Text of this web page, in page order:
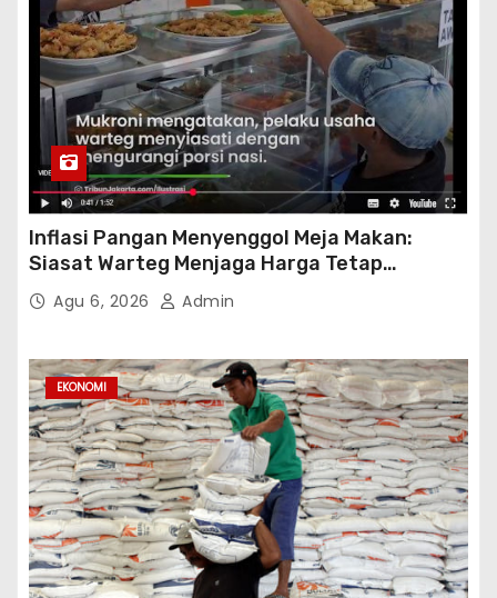
Inflasi Pangan Menyenggol Meja Makan:
Siasat Warteg Menjaga Harga Tetap
Terjangkau
Agu 6, 2026 Admin
EKONOMI